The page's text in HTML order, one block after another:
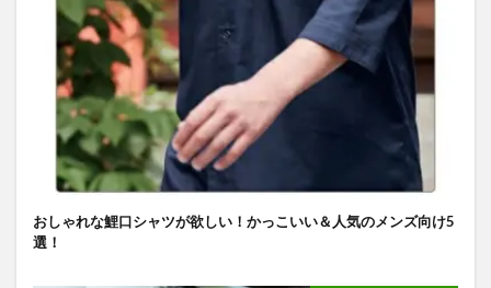
おしゃれな鯉口シャツが欲しい！かっこいい＆人気のメンズ向け5
選！